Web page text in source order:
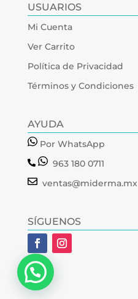
USUARIOS
Mi Cuenta
Ver Carrito
Política de Privacidad
Términos y Condiciones
AYUDA
Por WhatsApp
963 180 0711
ventas@miderma.mx
SÍGUENOS